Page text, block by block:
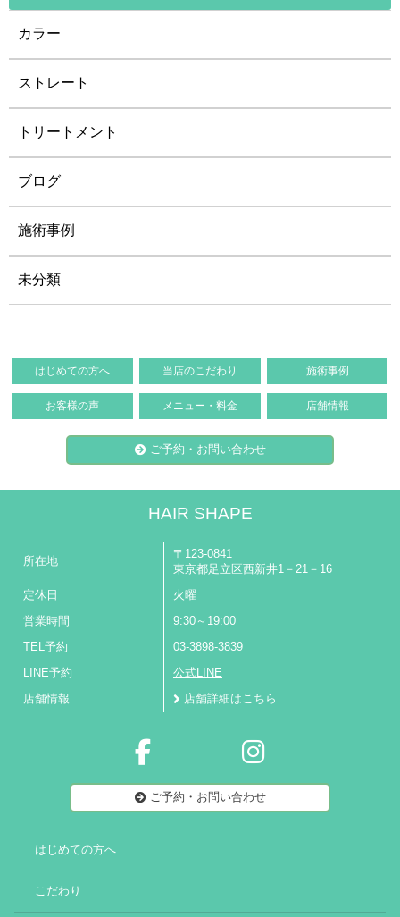
カラー
ストレート
トリートメント
ブログ
施術事例
未分類
はじめての方へ 当店のこだわり 施術事例
お客様の声 メニュー・料金 店舗情報
ご予約・お問い合わせ
HAIR SHAPE
所在地
〒123-0841
東京都足立区西新井1－21－16
定休日 火曜
営業時間 9:30～19:00
TEL予約 03-3898-3839
LINE予約 公式LINE
店舗情報 店舗詳細はこちら
ご予約・お問い合わせ
はじめての方へ
こだわり